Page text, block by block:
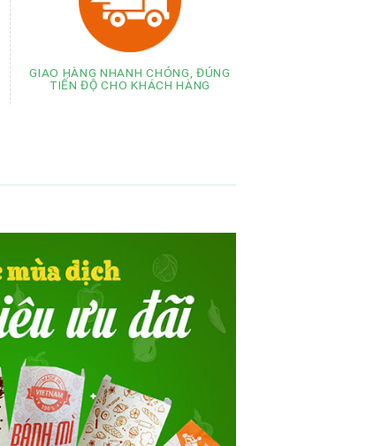
GIAO HÀNG NHANH CHÓNG, ĐÚNG
TIẾN ĐỘ CHO KHÁCH HÀNG